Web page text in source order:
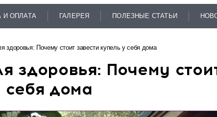
И ОПЛАТА ГАЛЕРЕЯ ПОЛЕЗНЫЕ СТАТЬИ
здоровья: Почему стоит завести купель у себя дома
здоровья: Почему
себя дома